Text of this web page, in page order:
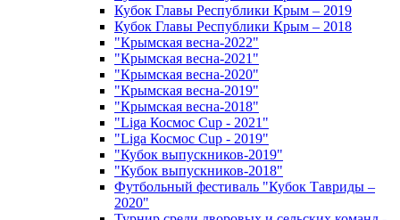
Кубок Главы Республики Крым – 2019
Кубок Главы Республики Крым – 2018
"Крымская весна-2022"
"Крымская весна-2021"
"Крымская весна-2020"
"Крымская весна-2019"
"Крымская весна-2018"
"Liga Космос Cup - 2021"
"Liga Космос Cup - 2019"
"Кубок выпускников-2019"
"Кубок выпускников-2018"
Футбольный фестиваль "Кубок Тавриды –
2020"